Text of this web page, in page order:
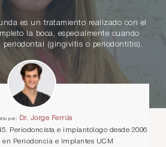
es un tratamiento realizado con el
la boca, especialmente cuando
periodontal (gingivitis o periodontitis).
por:
Dr. Jorge Ferrús
Periodoncista e implantólogo desde 2006
en Periodoncia e Implantes UCM